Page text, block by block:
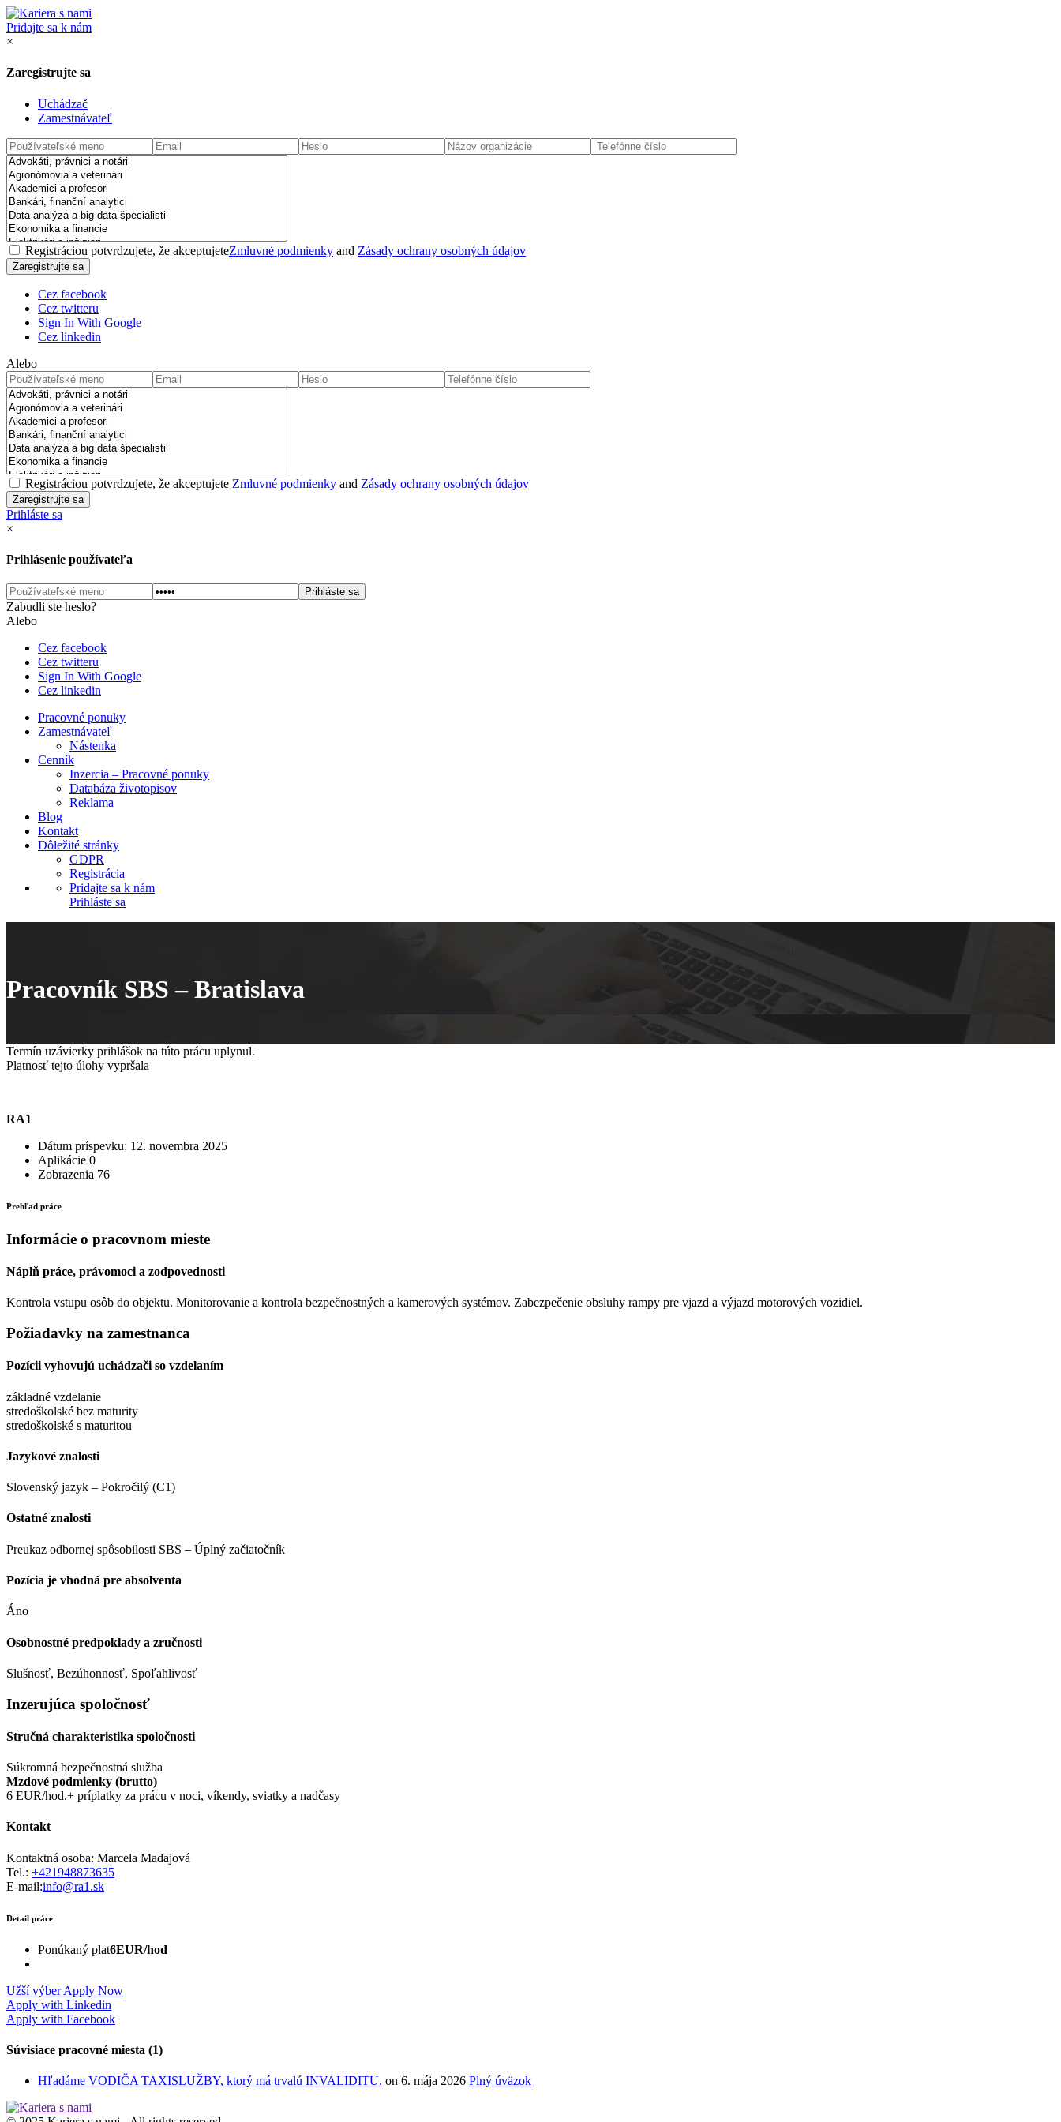
Pridajte sa k nám
×
Zaregistrujte sa
Uchádzač
Zamestnávateľ
Registráciou potvrdzujete, že akceptujeteZmluvné podmienky and Zásady ochrany osobných údajov
Cez facebook
Cez twitteru
Sign In With Google
Cez linkedin
Alebo
Registráciou potvrdzujete, že akceptujete Zmluvné podmienky and Zásady ochrany osobných údajov
Prihláste sa
×
Prihlásenie používateľa
Zabudli ste heslo?
Alebo
Cez facebook
Cez twitteru
Sign In With Google
Cez linkedin
Pracovné ponuky
Zamestnávateľ
Nástenka
Cenník
Inzercia – Pracovné ponuky
Databáza životopisov
Reklama
Blog
Kontakt
Dôležité stránky
GDPR
Registrácia
Pridajte sa k nám
Prihláste sa
Pracovník SBS – Bratislava
Termín uzávierky prihlášok na túto prácu uplynul.
Platnosť tejto úlohy vypršala
RA1
Dátum príspevku: 12. novembra 2025
Aplikácie 0
Zobrazenia 76
Prehľad práce
Informácie o pracovnom mieste
Náplň práce, právomoci a zodpovednosti
Kontrola vstupu osôb do objektu. Monitorovanie a kontrola bezpečnostných a kamerových systémov. Zabezpečenie obsluhy rampy pre vjazd a výjazd motorových vozidiel.
Požiadavky na zamestnanca
Pozícii vyhovujú uchádzači so vzdelaním
základné vzdelanie
stredoškolské bez maturity
stredoškolské s maturitou
Jazykové znalosti
Slovenský jazyk – Pokročilý (C1)
Ostatné znalosti
Preukaz odbornej spôsobilosti SBS – Úplný začiatočník
Pozícia je vhodná pre absolventa
Áno
Osobnostné predpoklady a zručnosti
Slušnosť, Bezúhonnosť, Spoľahlivosť
Inzerujúca spoločnosť
Stručná charakteristika spoločnosti
Súkromná bezpečnostná služba
Mzdové podmienky (brutto)
6 EUR/hod.+ príplatky za prácu v noci, víkendy, sviatky a nadčasy
Kontakt
Kontaktná osoba: Marcela Madajová
Tel.: +421948873635
E-mail:info@ra1.sk
Detail práce
Ponúkaný plat6EUR/hod
Užší výberApply Now
Apply with Linkedin
Apply with Facebook
Súvisiace pracovné miesta (1)
Hľadáme VODIČA TAXISLUŽBY, ktorý má trvalú INVALIDITU. on 6. mája 2026 Plný úväzok